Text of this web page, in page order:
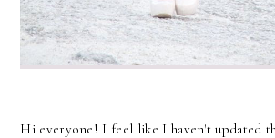
Hi everyone! I feel like I haven't updated